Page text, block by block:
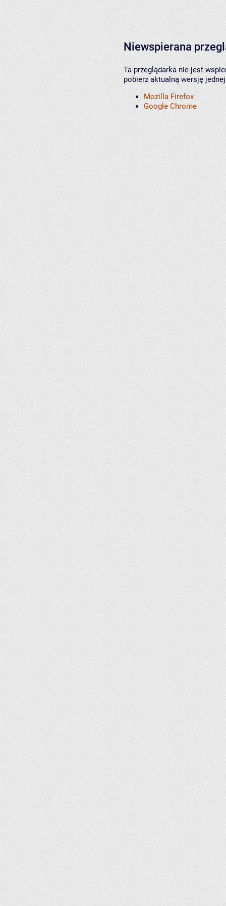
Niewspierana
Ta przeglądarka nie jest
pobierz aktualną wersję
Mozilla Firefox
Google Chrome